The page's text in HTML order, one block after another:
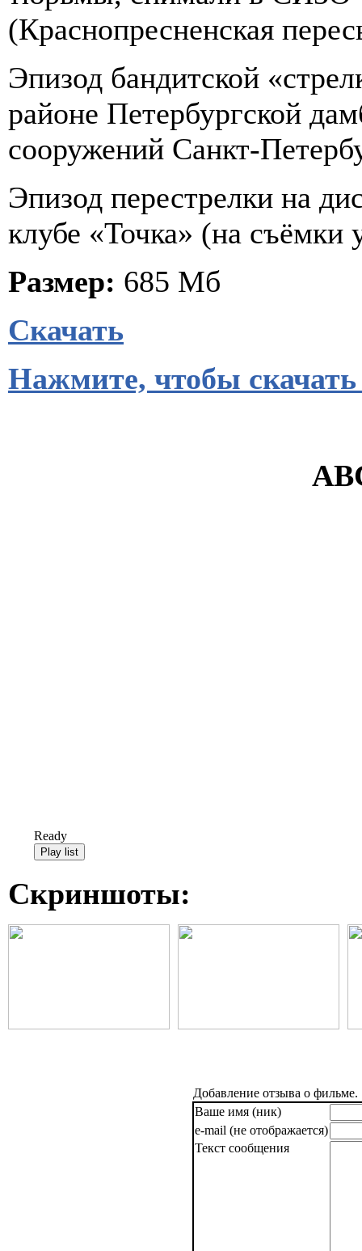
(Краснопресненская
Эпизод бандитской
районе Петербургской
сооружений Санкт-
Эпизод перестрелки на
клубе «Точка» (на съёмки
Размер: 685 Мб
Скачать
Нажмите, чтобы
Ready
Скриншоты:
Добавление отзыва о фильме.
Ваше имя (ник)
e-mail (не отображается)
Текст сообщения